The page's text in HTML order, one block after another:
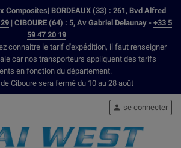
Composites| BORDEAUX (33) : 261, Bvd Alfred
| CIBOURE (64) : 5, Av Gabriel Delaunay - +33 5
59 47 20 19
connaitre le tarif d'expédition, il faut renseigner
car nos transporteurs appliquent des tarifs
en fonction du département.
Ciboure sera fermé du 10 au 28 août
 se connecter